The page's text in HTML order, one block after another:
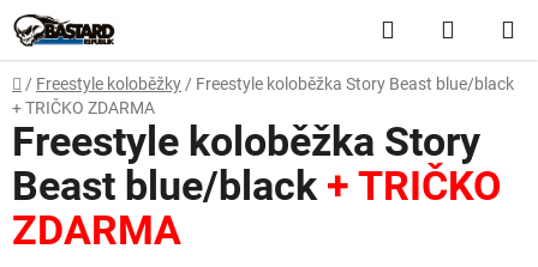
Přejít
na
obsah
Hledat
KOŠÍK
Domů
/ Freestyle koloběžky / Freestyle koloběžka Story Beast blue/black
+ TRIČKO ZDARMA
Freestyle koloběžka Story
Beast blue/black + TRIČKO
ZDARMA